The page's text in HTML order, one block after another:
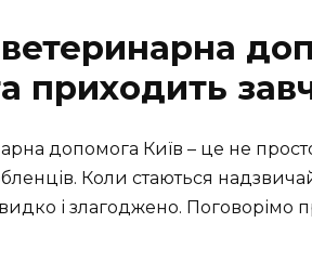
приходить
допомога Київ – це не
Коли стаються
і злагоджено. Поговорімо